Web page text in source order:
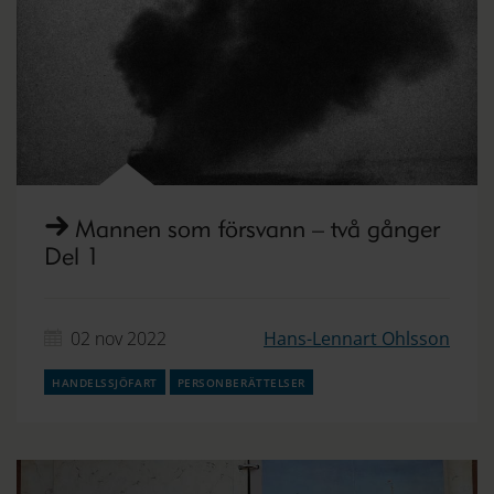
Mannen som försvann – två gånger
Del 1
02 nov 2022 Hans-Lennart Ohlsson
handelssjöfart personberättelser